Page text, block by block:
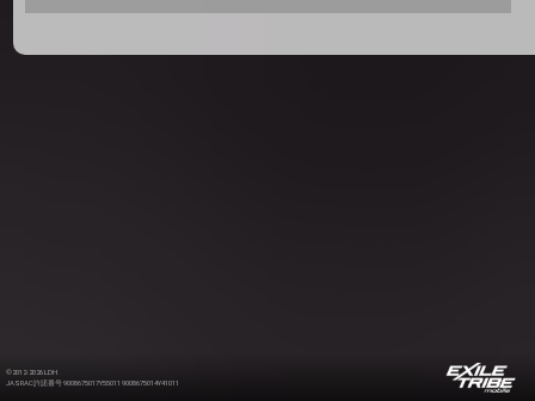
©2012-2026 LDH
JASRAC許諾番号 9008675017Y55011 9008675014Y41011